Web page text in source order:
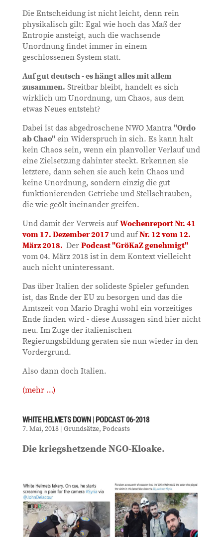
Die Entscheidung ist nicht leicht, denn rein
physikalisch gilt: Egal wie hoch das Maß der
Entropie ansteigt, auch die wachsende
Unordnung findet immer in einem
geschlossenen System statt.
Auf gut deutsch - es hängt alles mit allem
zusammen. Streitbar bleibt, handelt es sich
wirklich um Unordnung, um Chaos, aus dem
etwas Neues entsteht?
Dabei ist das abgedroschene NWO Mantra"Ordo
ab Chao"ein Widerspruch in sich. Es kann halt
kein Chaos sein, wenn ein planvoller Verlauf und
eine Zielsetzung dahinter steckt. Erkennen sie
letztere, dann sehen sie auch kein Chaos und
keine Unordnung, sondern einzig die gut
funktionierenden Getriebe und Stellschrauben,
die wie geölt ineinander greifen.
Und damit der Verweis aufWochenreport Nr. 41
vom 17. Dezember 2017und aufNr. 12 vom 12.
März 2018. DerPodcast "GröKaZ genehmigt"
vom 04. März 2018 ist in dem Kontext vielleicht
auch nicht uninteressant.
Das über Italien der solideste Spieler gefunden
ist, das Ende der EU zu besorgen und das die
Amtszeit von Mario Draghi wohl ein vorzeitiges
Ende finden wird - diese Aussagen sind hier nicht
neu. Im Zuge der italienischen
Regierungsbildung geraten sie nun wieder in den
Vordergrund.
Also dann doch Italien.
(mehr …)
WHITE HELMETS DOWN | PODCAST 06-2018
7. Mai, 2018| Grundsätze, Podcasts
Die kriegshetzende NGO-Kloake.